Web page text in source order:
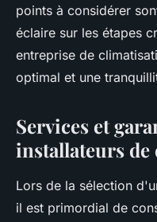
Laura• 10 avril 2024•3
points à considérer
éclaire sur les étapes
entreprise de
optimal et une
Services et
installateurs
Lors de la sélection
il est primordial de